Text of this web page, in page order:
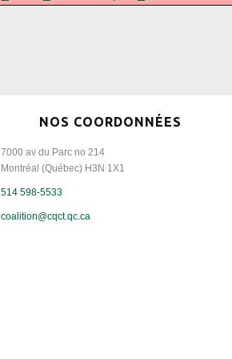
NOS COORDONNÉES
7000 av du Parc no 214
Montréal (Québec) H3N 1X1
514 598-5533
coalition@cqct.qc.ca